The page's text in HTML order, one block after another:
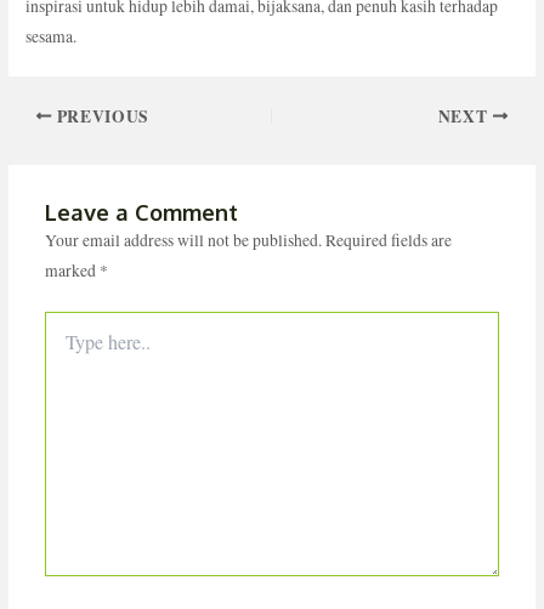
inspirasi untuk hidup lebih damai, bijaksana, dan penuh kasih terhadap
sesama.
PREVIOUS NEXT
Leave a Comment
Your email address will not be published.Required fields are
marked *
here..